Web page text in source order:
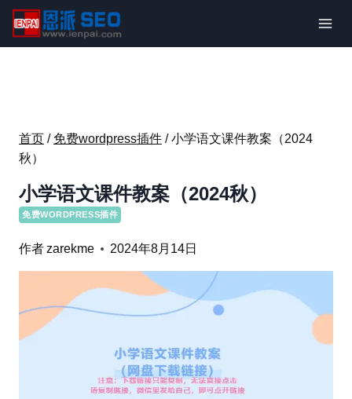
内
首页 / 免费wordpress插件 / 小学语文课件教案（2024
秋）
小学语文课件教案（2024秋）
免费WORDPRESS插件
作者zarekme 2024年8月14日